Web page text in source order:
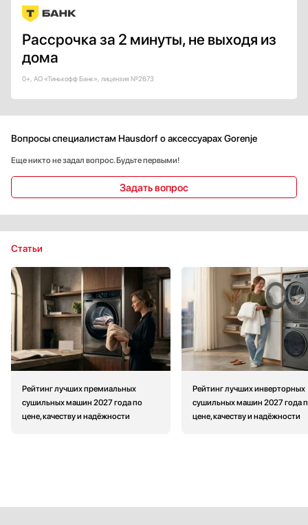
Рассрочка за 2 минуты, не выходя из
дома
0+, АО «Тинькофф Банк», лицензия №2673
Вопросы специалистам Hausdorf о аксессуарах Gorenje
Еще никто не задал вопрос. Будьте первыми!
Задать вопрос
Статьи
Рейтинг лучших премиальных
сушильных машин 2027 года по
цене, качеству и надёжности
Рейтинг лучших инверторных
сушильных машин 2027 года
цене, качеству и надёжности